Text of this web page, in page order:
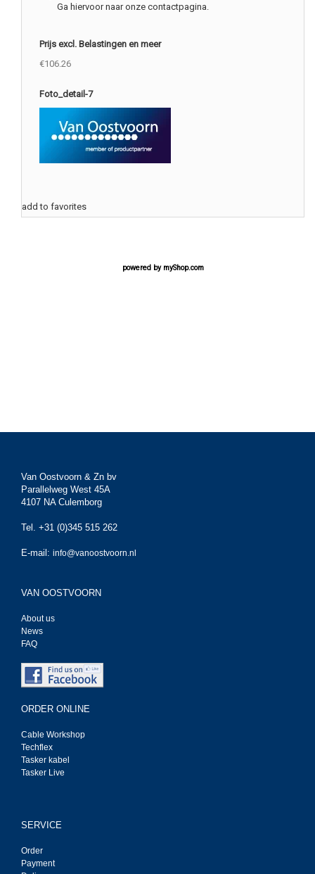
Ga hiervoor naar onze contactpagina.
Prijs excl. Belastingen en meer
€106.26
Foto_detail-7
add to favorites
powered by myShop.com
Van Oostvoorn & Zn bv
Parallelweg West 45A
4107 NA Culemborg
Tel. +31 (0)345 515 262
E-mail: info@vanoostvoorn.nl
VAN OOSTVOORN
About us
News
FAQ
ORDER ONLINE
Cable Workshop
Techflex
Tasker kabel
Tasker Live
SERVICE
Order
Payment